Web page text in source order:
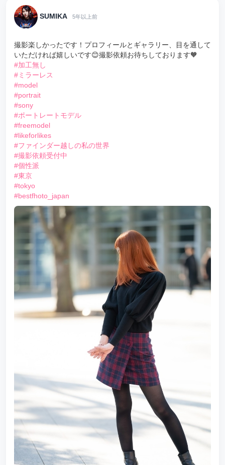
SUMIKA 5年以上前
撮影楽しかったです！プロフィールとギャラリー、目を通して
いただければ嬉しいです😊撮影依頼お待ちしております🧡
#加工無し
#ミラーレス
#model
#portrait
#sony
#ポートレートモデル
#freemodel
#likeforlikes
#ファインダー越しの私の世界
#撮影依頼受付中
#個性派
#東京
#tokyo
#bestfhoto_japan